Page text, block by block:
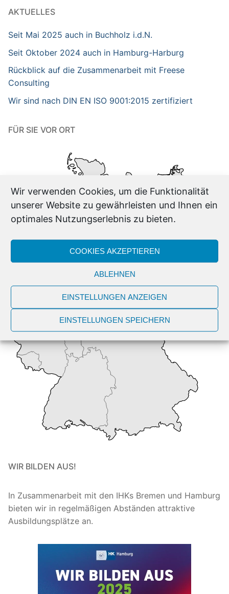
Wir verwenden Cookies, um die Funktionalität
unserer Website zu gewährleisten und Ihnen ein
optimales Nutzungserlebnis zu bieten.
COOKIES AKZEPTIEREN
ABLEHNEN
EINSTELLUNGEN ANZEIGEN
EINSTELLUNGEN SPEICHERN
AKTUELLES
Seit Mai 2025 auch in Buchholz i.d.N.
Seit Oktober 2024 auch in Hamburg-Harburg
Rückblick auf die Zusammenarbeit mit Freese
Consulting
Wir sind nach DIN EN ISO 9001:2015 zertifiziert
FÜR SIE VOR ORT
WIR BILDEN AUS!
In Zusammenarbeit mit den IHKs Bremen und Hamburg
bieten wir in regelmäßigen Abständen attraktive
Ausbildungsplätze an.